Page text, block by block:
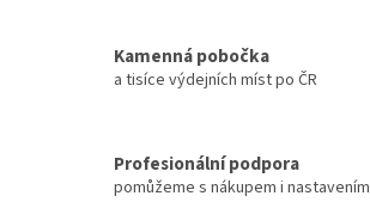
v
ý
s
u
Kamenná pobočka
a tisíce výdejních míst po ČR
Profesionální podpora
pomůžeme s nákupem i nastavením